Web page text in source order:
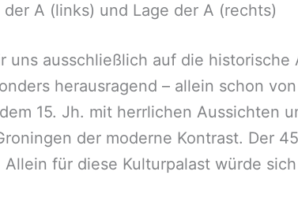
A (links) und Lage der A (rechts)
uns ausschließlich auf die
herausragend – allein schon
15. Jh. mit herrlichen Aussichten
der moderne Kontrast. Der
für diese Kulturpalast würde